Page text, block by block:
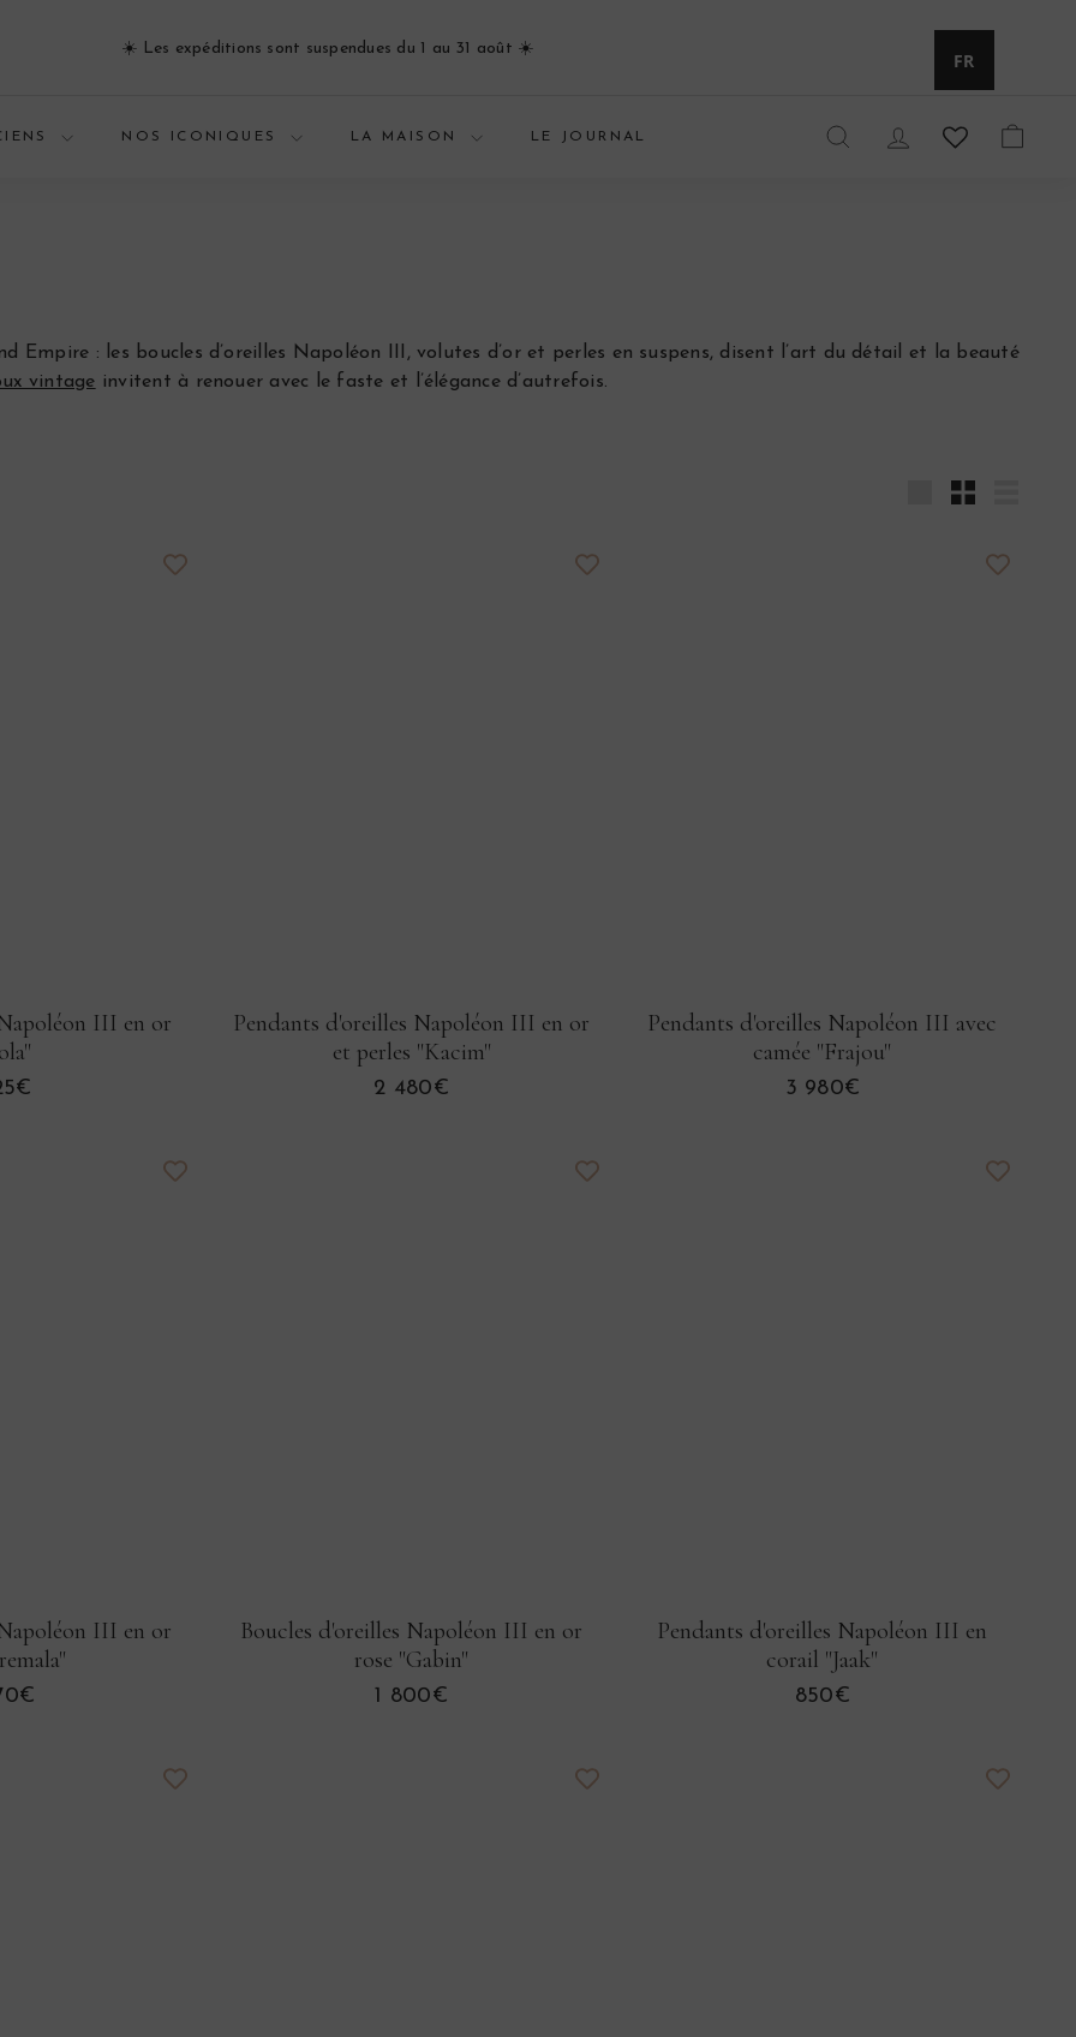
☀️​ Les expéditions sont suspendues du 1 au 31 août ☀️​
FR
NOS ICONIQUES LA MAISON LE JOURNAL
RECHERCHERCOMPTE
Empire : les boucles d’oreilles Napoléon III, volutes d’or et perles en suspens, disent l’art du détail et la beauté
vintage invitent à renouer avec le faste et l’élégance d’autrefois.
III en or
Pendants d'oreilles Napoléon III en or
et perles "Kacim"
2 480€
Pendants d'oreilles Napoléon III avec
camée "Frajou"
3 980€
III en or
Boucles d'oreilles Napoléon III en or
rose "Gabin"
1 800€
Pendants d'oreilles Napoléon III en
corail "Jaak"
850€